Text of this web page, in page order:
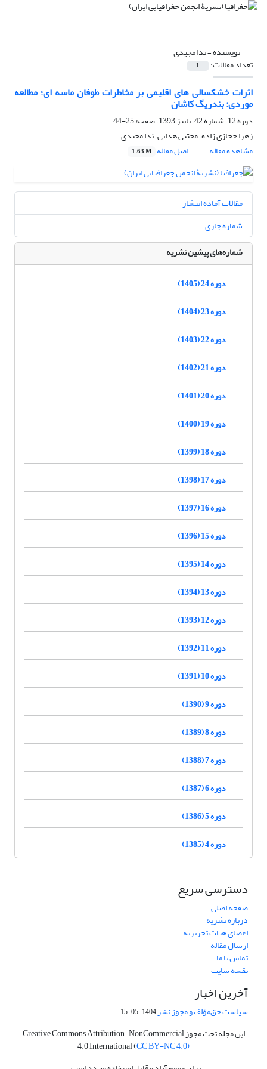
نویسنده =ندا مجیدی
تعداد مقالات: 1
اثرات خشکسالی های اقلیمی بر مخاطرات طوفان ماسه ای؛ مطالعه
موردی: بندریگ کاشان
دوره 12، شماره 42، پاییز 1393، صفحه
25-44
زهرا حجازی زاده، مجتبی هدایی، ندا مجیدی
مشاهده مقاله
اصل مقاله 1.63 M
مقالات آماده انتشار
شماره جاری
شماره‌های پیشین نشریه
دوره 24 (1405)
دوره 23 (1404)
دوره 22 (1403)
دوره 21 (1402)
دوره 20 (1401)
دوره 19 (1400)
دوره 18 (1399)
دوره 17 (1398)
دوره 16 (1397)
دوره 15 (1396)
دوره 14 (1395)
دوره 13 (1394)
دوره 12 (1393)
دوره 11 (1392)
دوره 10 (1391)
دوره 9 (1390)
دوره 8 (1389)
دوره 7 (1388)
دوره 6 (1387)
دوره 5 (1386)
دوره 4 (1385)
دسترسی سریع
صفحه اصلی
درباره نشریه
اعضای هیات تحریریه
ارسال مقاله
تماس با ما
نقشه سایت
آخرین اخبار
سیاست حق‌مؤلف و مجوز نشر1404-05-15
این مجله تحت مجوز Creative Commons Attribution-NonCommercial
4.0 International (CC BY-NC 4.0)